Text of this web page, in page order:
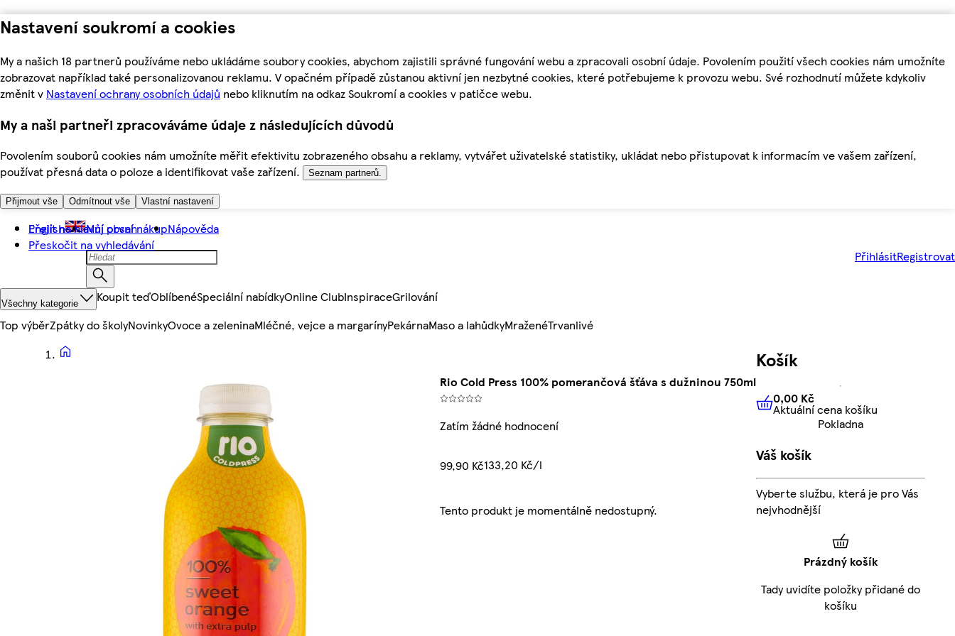
Nastavení soukromí a cookies
My a našich 18 partnerů používáme nebo ukládáme soubory cookies, abychom zajistili správné fungování webu a zpracovali osobní údaje. Povolením použití všech cookies nám umožníte
zobrazovat například také personalizovanou reklamu. V opačném případě zůstanou aktivní jen nezbytné cookies, které potřebujeme k provozu webu. Své rozhodnutí můžete kdykoliv
změnit v Nastavení ochrany osobních údajů nebo kliknutím na odkaz Soukromí a cookies v patičce webu.
My a naši partneři zpracováváme údaje z následujících důvodů
Povolením souborů cookies nám umožníte měřit efektivitu zobrazeného obsahu a reklamy, vytvářet uživatelské statistiky, ukládat nebo přistupovat k informacím ve vašem zařízení,
používat přesná data o poloze a identifikovat vaše zařízení.
Seznam partnerů.
Přijmout vše Odmítnout vše Vlastní nastavení
Přejít na hlavní obsah
Přeskočit na vyhledávání
English Můj první nákupNápověda
PřihlásitRegistrovat
Všechny kategorie Koupit teďOblíbenéSpeciální nabídkyOnline ClubInspiraceGrilování
Top výběrZpátky do školyNovinkyOvoce a zeleninaMléčné, vejce a margarínyPekárnaMaso a lahůdkyMraženéTrvanlivé
Rio Cold Press 100% pomerančová šťáva s dužninou 750ml
Zatím žádné hodnocení
99,90 Kč133,20 Kč/l
Tento produkt je momentálně nedostupný.
Košík
0,00 KčAktuální cena košíku
0,00 Kč
Aktuální cena košíku
Pokladna
Váš košík
Vyberte službu, která je pro Vás
nejvhodnější
Prázdný košík
Tady uvidíte položky přidané do
košíku